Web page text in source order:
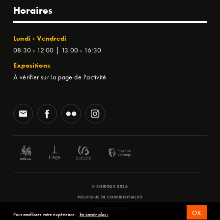
Horaires
Lundi › Vendredi
08:30 › 12:00 | 13:00 › 16:30
Expositions
À vérifier sur la page de l'activité
© CHIROUX 2026
POLITIQUE DE CONFIDENTIALITÉ
Pour améliorer votre expérience. En savoir plus › OK